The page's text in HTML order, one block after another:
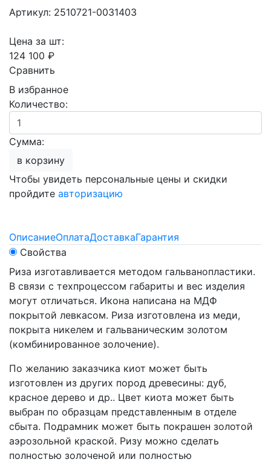
Артикул: 2510721-0031403
Цена за шт:
124 100 ₽
Сравнить
В избранное
Количество:
Сумма:
в корзину
Чтобы увидеть персональные цены и скидки
пройдите авторизацию
ОписаниеОплатаДоставкаГарантия
Свойства
Риза изготавливается методом гальванопластики.
В связи с техпроцессом габариты и вес изделия
могут отличаться. Икона написана на МДФ
покрытой левкасом. Риза изготовлена из меди,
покрыта никелем и гальваническим золотом
(комбинированное золочение).
По желанию заказчика киот может быть
изготовлен из других пород древесины: дуб,
красное дерево и др.. Цвет киота может быть
выбран по образцам представленным в отделе
сбыта. Подрамник может быть покрашен золотой
аэрозольной краской. Ризу можно сделать
полностью золоченой или полностью